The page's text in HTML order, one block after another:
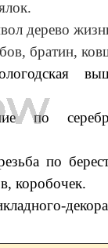
дерево
братин,
по
по
коробочек.